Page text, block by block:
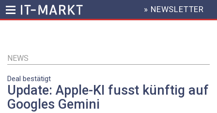
Inhalt
HEADER
MENU
» NEWSLETTER
NEWS
Deal bestätigt
Update: Apple-KI fusst künftig auf
Googles Gemini